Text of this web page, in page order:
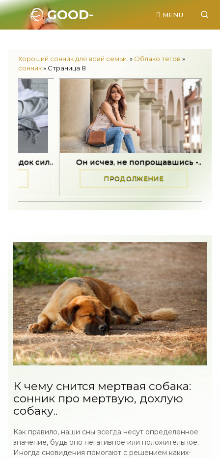
GOOD-
MENU
Хороший сонник для всей семьи. » Облако тегов »
сонник» Страница 8
не попрощавшись -.. Он исчез, не
К чему снится мертвая собака:
сонник про мертвую, дохлую
собаку..
Как правило, наши сны всегда несут определенное
значение, будь оно негативное или положительное.
Иногда сновидения помогают с решением каких-